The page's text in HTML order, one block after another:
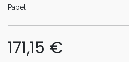
Papel
171,15 €